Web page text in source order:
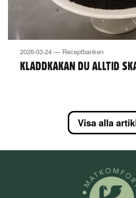
2026-03-24 — Receptbanken
KLADDKAKAN DU ALLTID
Visa alla